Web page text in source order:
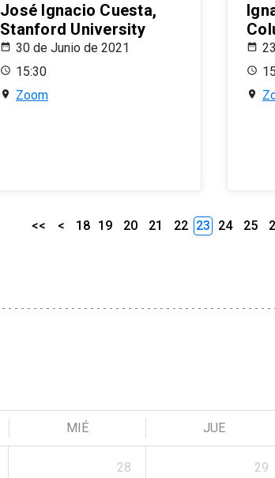
José Ignacio Cuesta,
Stanford University
30 de Junio de 2021
15:30
Zoom
<< < 18 19 20 21 22 23 24 25
MIÉ JUE
28 29